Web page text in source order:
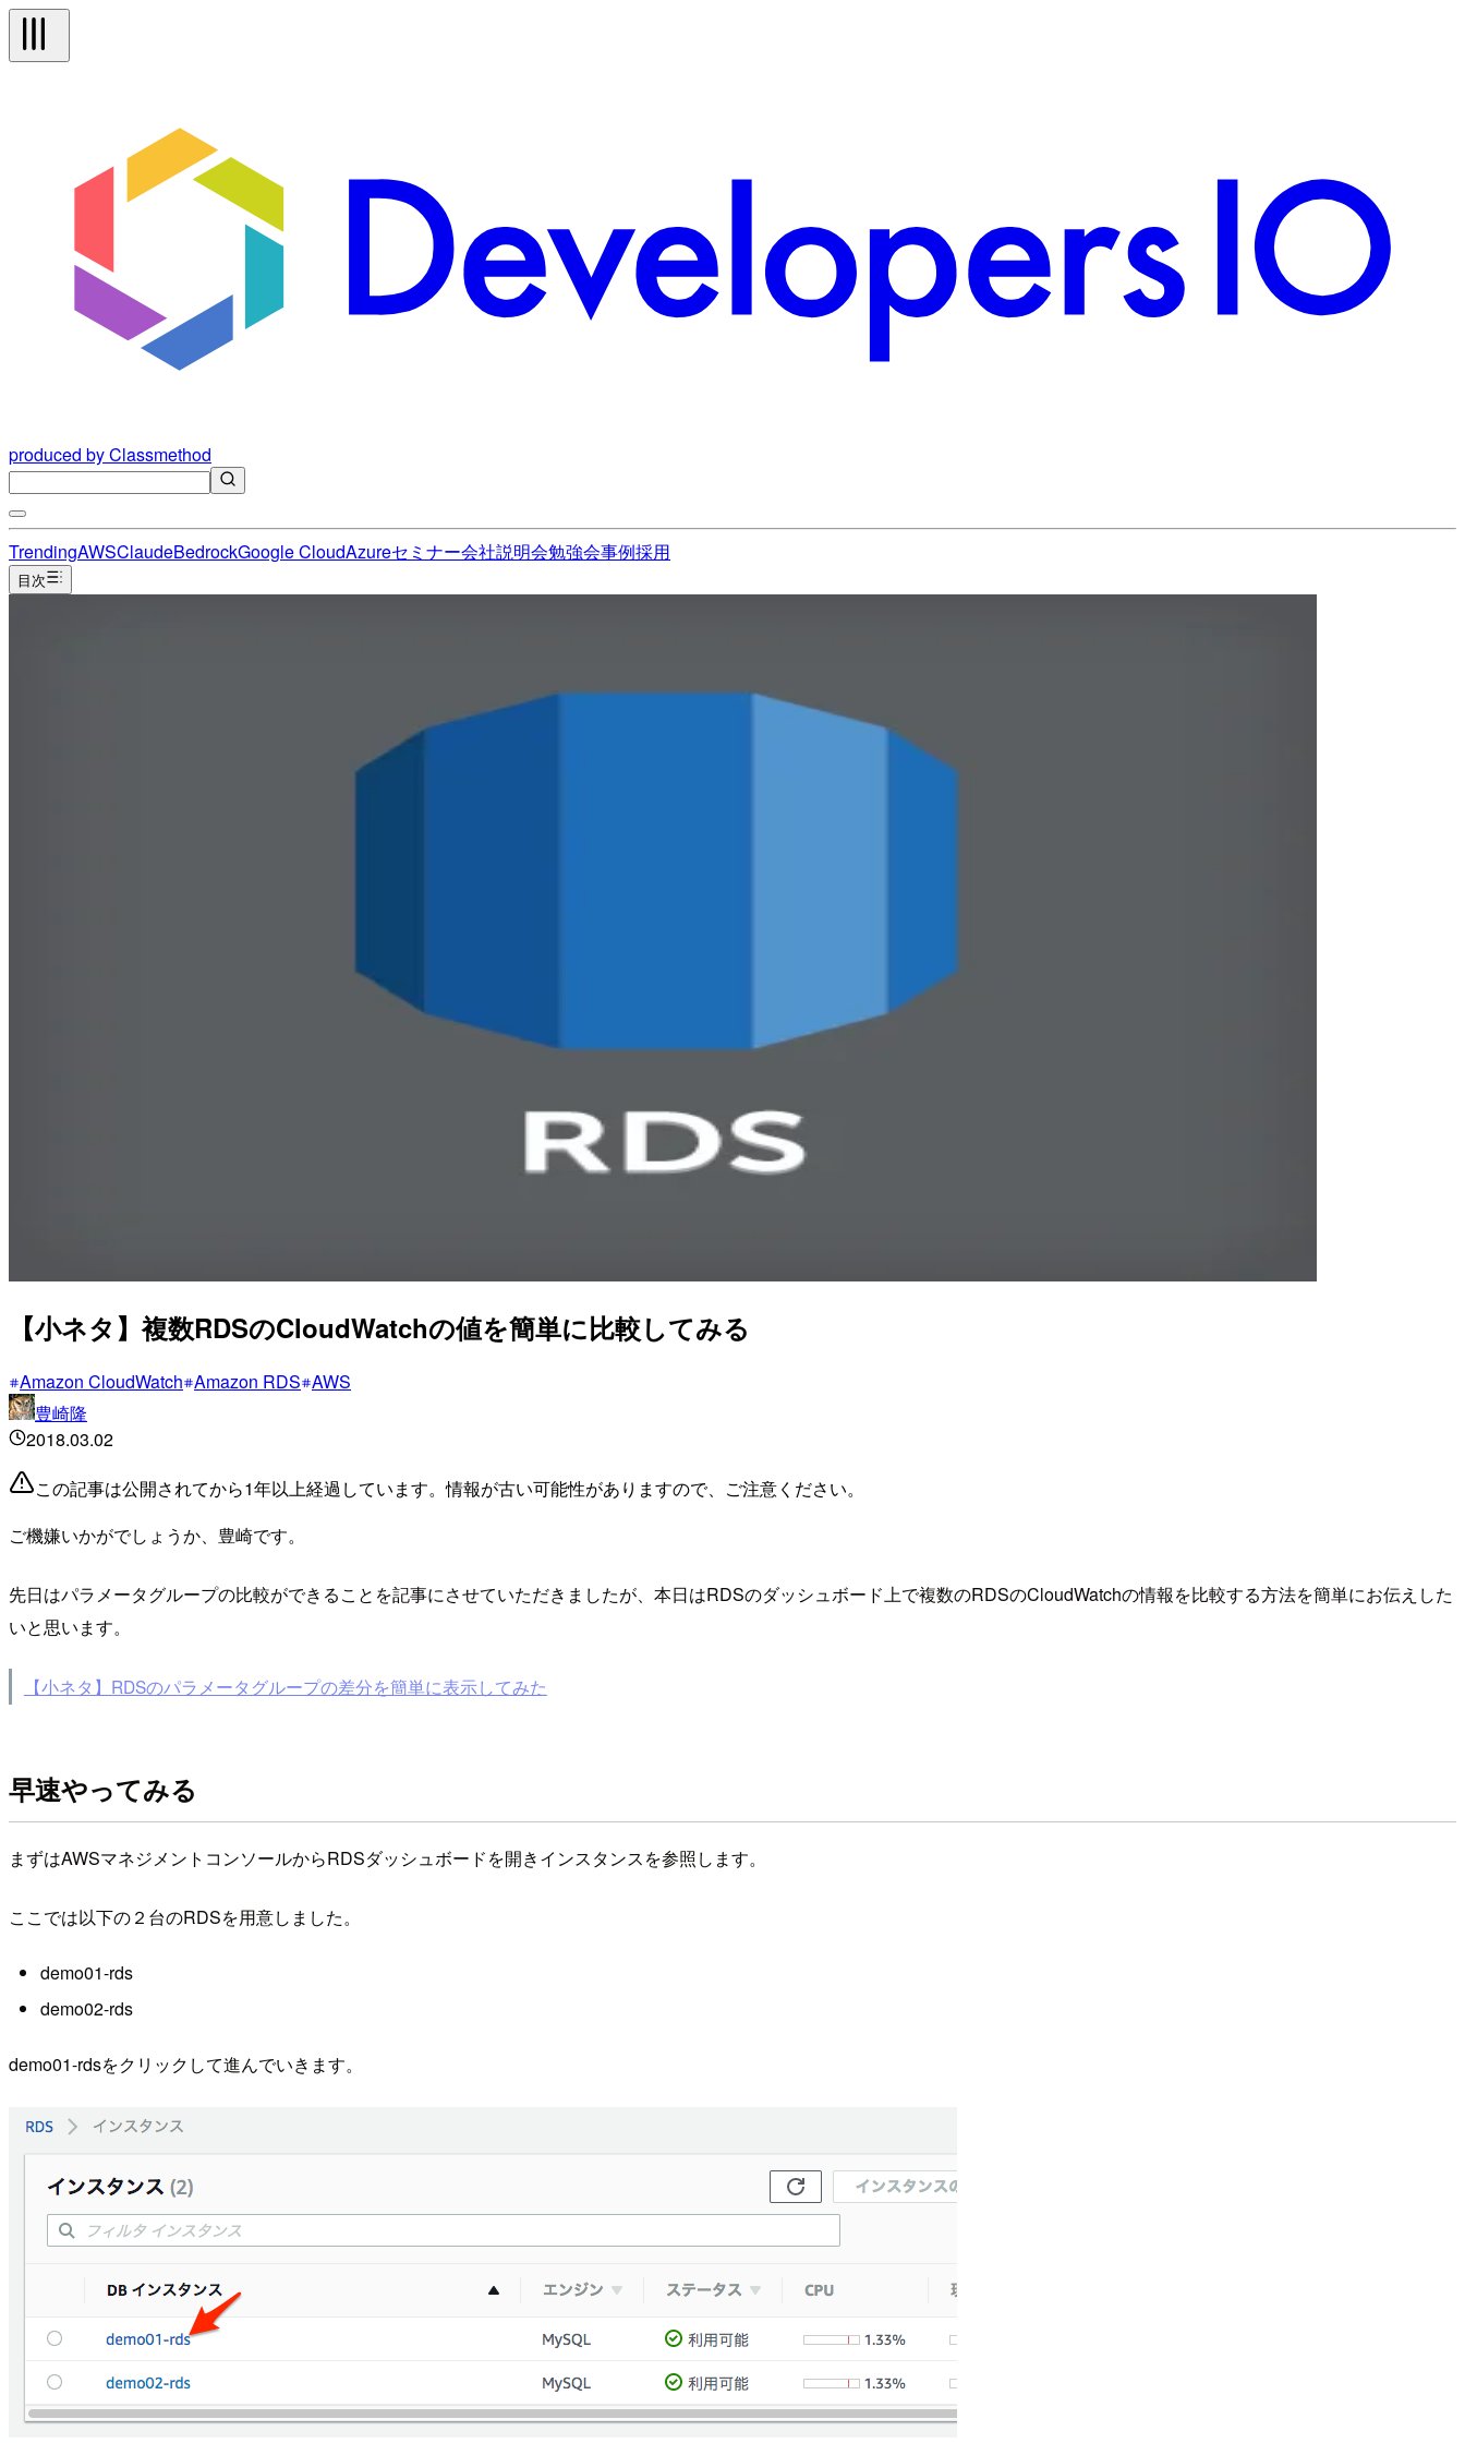
produced by Classmethod
TrendingAWSClaudeBedrockGoogle CloudAzureセミナー会社説明会勉強会事例採用
目次
【小ネタ】複数RDSのCloudWatchの値を簡単に比較してみる
Amazon CloudWatch Amazon RDS AWS
豊崎隆
2018.03.02
この記事は公開されてから1年以上経過しています。情報が古い可能性がありますので、ご注意ください。
ご機嫌いかがでしょうか、豊崎です。
先日はパラメータグループの比較ができることを記事にさせていただきましたが、本日はRDSのダッシュボード上で複数のRDSのCloudWatchの情報を比較する方法を簡単にお伝えした
いと思います。
【小ネタ】RDSのパラメータグループの差分を簡単に表示してみた
早速やってみる
まずはAWSマネジメントコンソールからRDSダッシュボードを開きインスタンスを参照します。
ここでは以下の２台のRDSを用意しました。
demo01-rds
demo02-rds
demo01-rdsをクリックして進んでいきます。